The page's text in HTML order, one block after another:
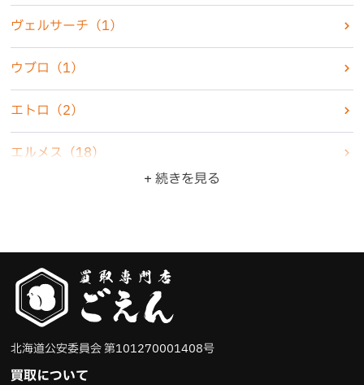
化粧品 （2）
香水 （7）
古銭・古紙幣
骨董品 （5）
（10）
食器（3）
ブランド品 （47）
その他（11）
ヴェルサーチ （1）
ウブロ （1）
エトロ （2）
エルメス （18）
カルティエ （4）
グッチ（6）
クリスチャンディオール
+ 続きを見る
北海道公安委員会 第101270001408号
買取について